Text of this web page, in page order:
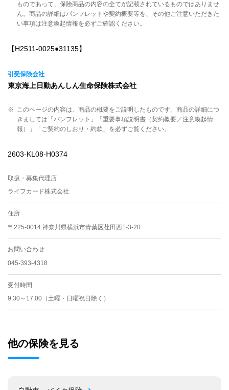
ものであって、保険商品の内容の全てが記載されているものではありませ
ん。商品の詳細はパンフレットや契約概要等を、その他ご注意いただきた
い事項は注意喚起情報を必ずご確認ください。
【H2511-0025●31135】
引受保険会社
東京海上日動あんしん生命保険株式会社
※ このページの内容は、商品の概要をご説明したものです。商品の詳細につ
きましては「パンフレット」「重要事項説明書（契約概要／注意喚起情
報）」「ご契約のしおり・約款」を必ずご覧ください。
2603-KL08-H0374
取扱・募集代理店
ライフカード株式会社
住所
〒225-0014 神奈川県横浜市青葉区荏田西1-3-20
お問い合わせ
045-393-4318
受付時間
9:30～17:00（土曜・日曜祝日除く）
他の保険を見る